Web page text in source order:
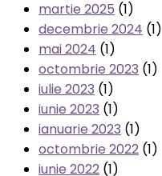
martie 2025 (1)
decembrie 2024 (1)
mai 2024 (1)
octombrie 2023 (1)
iulie 2023 (1)
iunie 2023 (1)
ianuarie 2023 (1)
octombrie 2022 (1)
iunie 2022 (1)